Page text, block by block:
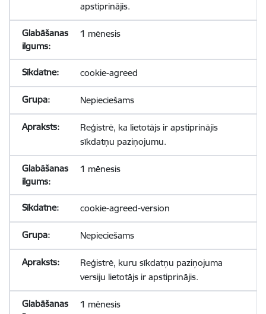
apstiprinājis.
1 mēnesis
cookie-agreed
Nepieciešams
Reģistrē, ka lietotājs ir apstiprinājis
sīkdatņu paziņojumu.
1 mēnesis
cookie-agreed-version
Nepieciešams
Reģistrē, kuru sīkdatņu paziņojuma
versiju lietotājs ir apstiprinājis.
1 mēnesis